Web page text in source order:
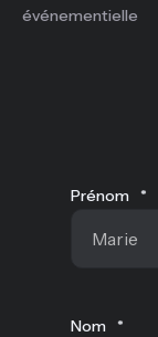
événementielle
Prénom *
Nom *